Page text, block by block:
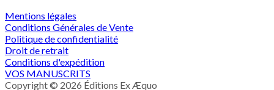
Mentions légales
Conditions Générales de Vente
Politique de confidentialité
Droit de retrait
Conditions d'expédition
VOS MANUSCRITS
Copyright © 2026 Éditions Ex Æquo